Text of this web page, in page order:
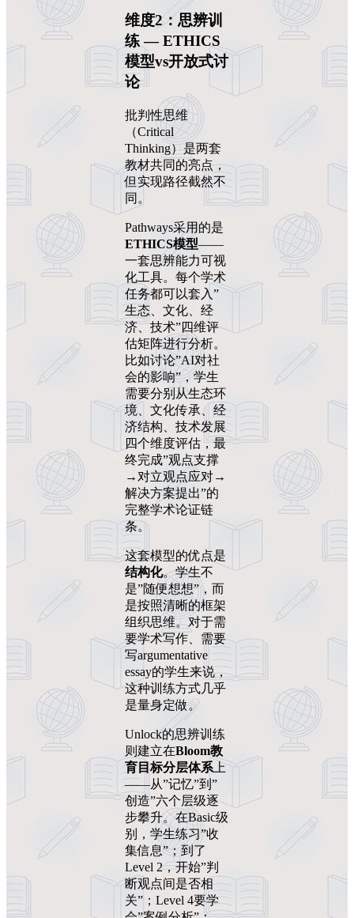
维度2：思辨训
练 — ETHICS
模型vs开放式讨
论
批判性思维
（Critical
Thinking）是两套
教材共同的亮点，
但实现路径截然不
同。
Pathways采用的是
ETHICS模型——
一套思辨能力可视
化工具。每个学术
任务都可以套入”
生态、文化、经
济、技术”四维评
估矩阵进行分析。
比如讨论”AI对社
会的影响”，学生
需要分别从生态环
境、文化传承、经
济结构、技术发展
四个维度评估，最
终完成”观点支撑
→对立观点应对→
解决方案提出”的
完整学术论证链
条。
这套模型的优点是
结构化。学生不
是”随便想想”，而
是按照清晰的框架
组织思维。对于需
要学术写作、需要
写argumentative
essay的学生来说，
这种训练方式几乎
是量身定做。
Unlock的思辨训练
则建立在Bloom教
育目标分层体系 上
——从”记忆”到”
创造”六个层级逐
步攀升。在Basic级
别，学生练习”收
集信息”；到了
Level 2，开始”判
断观点间是否相
关”；Level 4要学